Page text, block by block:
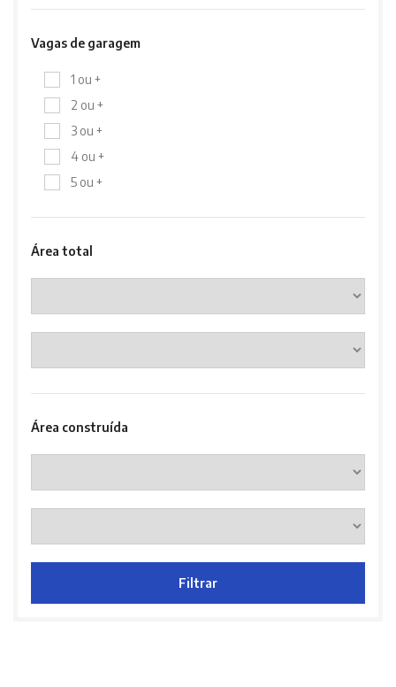
Vagas de garagem
1 ou +
2 ou +
3 ou +
4 ou +
5 ou +
Área total
Área construída
Filtrar